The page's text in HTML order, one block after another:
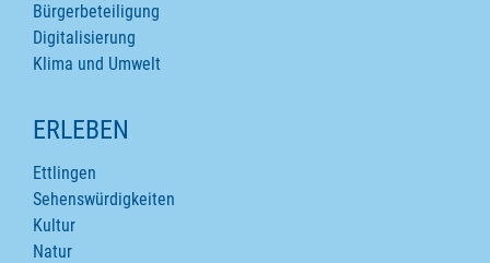
Bürgerbeteiligung
Digitalisierung
Klima und Umwelt
ERLEBEN
Ettlingen
Sehenswürdigkeiten
Kultur
Natur